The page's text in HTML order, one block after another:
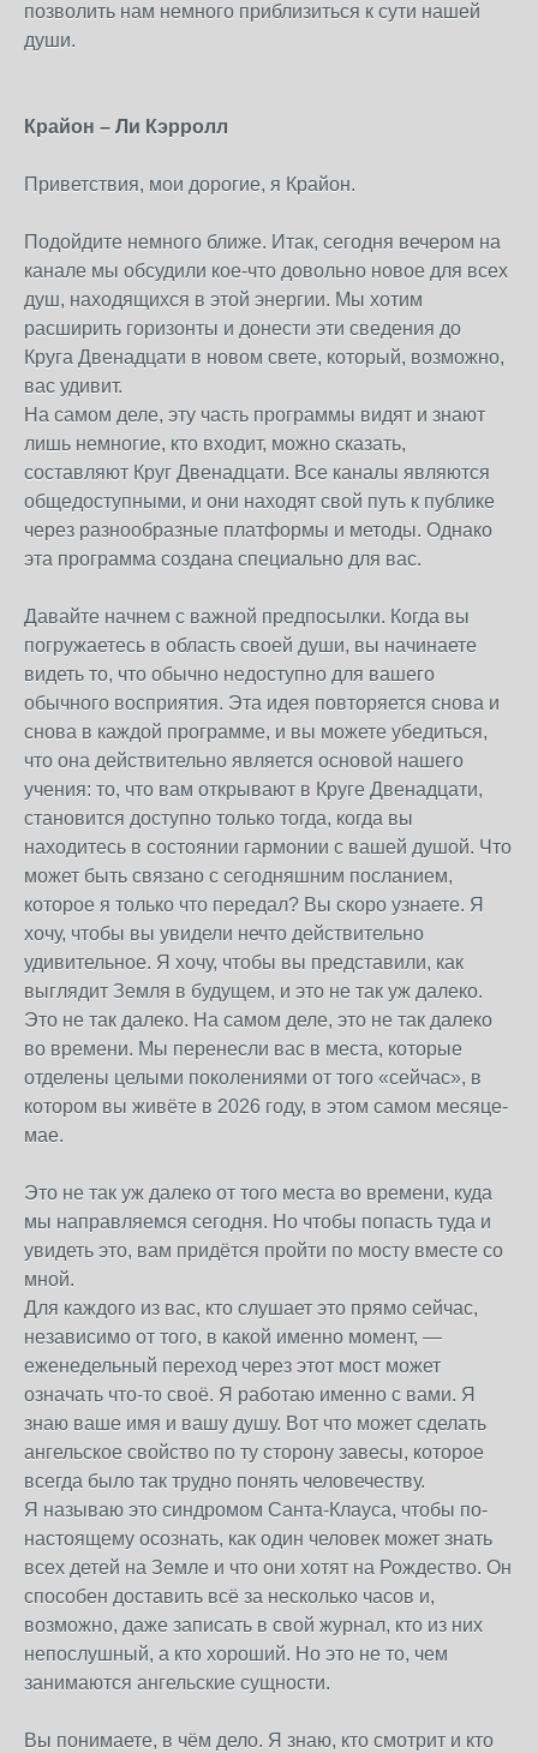
позволить нам немного приблизиться к сути нашей
души.
Крайон – Ли Кэрролл
Приветствия, мои дорогие, я Крайон.
Подойдите немного ближе. Итак, сегодня вечером на
канале мы обсудили кое-что довольно новое для всех
душ, находящихся в этой энергии. Мы хотим
расширить горизонты и донести эти сведения до
Круга Двенадцати в новом свете, который, возможно,
вас удивит.
На самом деле, эту часть программы видят и знают
лишь немногие, кто входит, можно сказать,
составляют Круг Двенадцати. Все каналы являются
общедоступными, и они находят свой путь к публике
через разнообразные платформы и методы. Однако
эта программа создана специально для вас.
Давайте начнем с важной предпосылки. Когда вы
погружаетесь в область своей души, вы начинаете
видеть то, что обычно недоступно для вашего
обычного восприятия. Эта идея повторяется снова и
снова в каждой программе, и вы можете убедиться,
что она действительно является основой нашего
учения: то, что вам открывают в Круге Двенадцати,
становится доступно только тогда, когда вы
находитесь в состоянии гармонии с вашей душой. Что
может быть связано с сегодняшним посланием,
которое я только что передал? Вы скоро узнаете. Я
хочу, чтобы вы увидели нечто действительно
удивительное. Я хочу, чтобы вы представили, как
выглядит Земля в будущем, и это не так уж далеко.
Это не так далеко. На самом деле, это не так далеко
во времени. Мы перенесли вас в места, которые
отделены целыми поколениями от того «сейчас», в
котором вы живёте в 2026 году, в этом самом месяце-
мае.
Это не так уж далеко от того места во времени, куда
мы направляемся сегодня. Но чтобы попасть туда и
увидеть это, вам придётся пройти по мосту вместе со
мной.
Для каждого из вас, кто слушает это прямо сейчас,
независимо от того, в какой именно момент, —
еженедельный переход через этот мост может
означать что-то своё. Я работаю именно с вами. Я
знаю ваше имя и вашу душу. Вот что может сделать
ангельское свойство по ту сторону завесы, которое
всегда было так трудно понять человечеству.
Я называю это синдромом Санта-Клауса, чтобы по-
настоящему осознать, как один человек может знать
всех детей на Земле и что они хотят на Рождество. Он
способен доставить всё за несколько часов и,
возможно, даже записать в свой журнал, кто из них
непослушный, а кто хороший. Но это не то, чем
занимаются ангельские сущности.
Вы понимаете, в чём дело. Я знаю, кто смотрит и кто